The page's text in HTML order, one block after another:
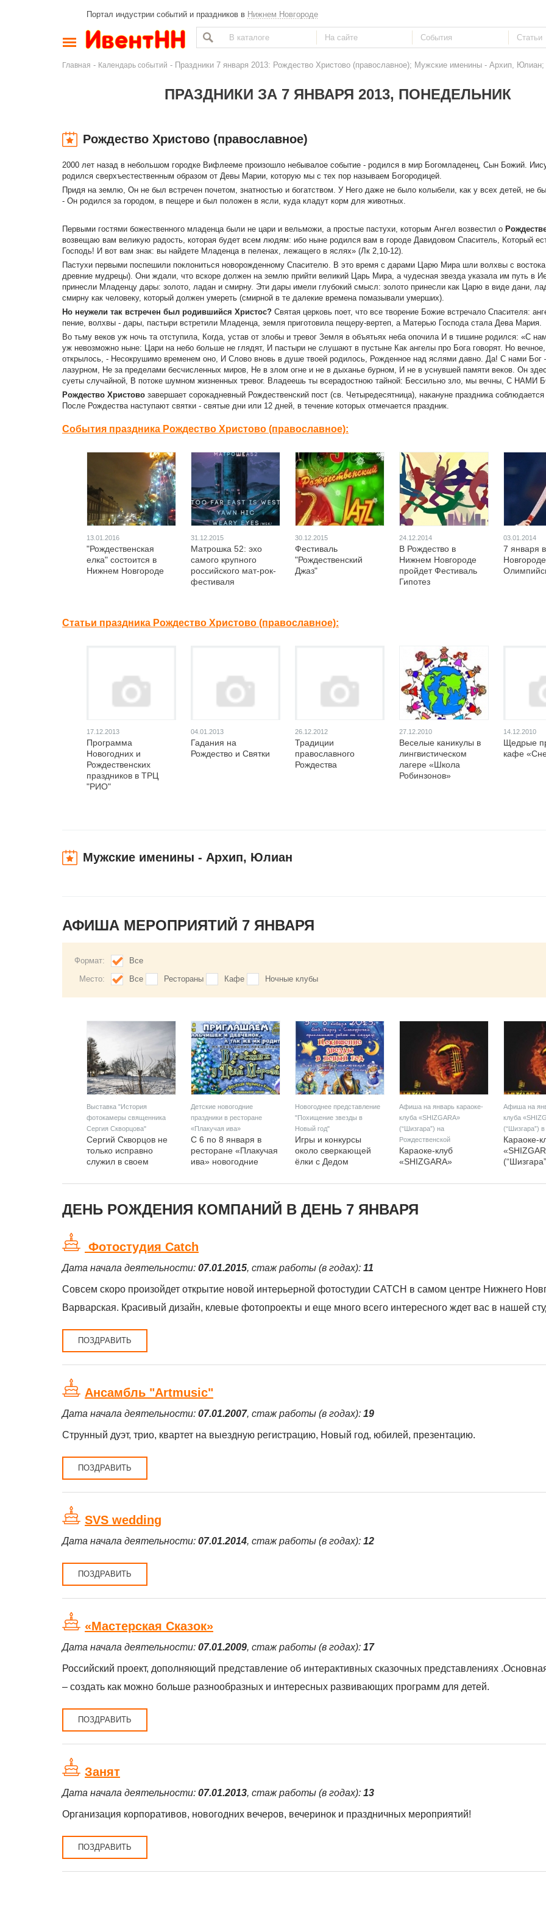
Портал индустрии событий и праздников в Нижнем Новгороде
Главная - Календарь событий - Праздники 7 января 2013: Рождество Христово (православное); Мужские именины - Архип, Юлиан;
ПРАЗДНИКИ ЗА 7 ЯНВАРЯ 2013, ПОНЕДЕЛЬНИК
Рождество Христово (православное)
2000 лет назад в небольшом городке Вифлееме произошло небывалое событие - родился в мир Богомладенец, Сын Божий.
родился сверхъестественным образом от Девы Марии, которую мы с тех пор называем Богородицей.
Придя на землю, Он не был встречен почетом, знатностью и богатством. У Него даже не было колыбели, как у всех детей, не
- Он родился за городом, в пещере и был положен в ясли, куда кладут корм для животных.
Первыми гостями божественного младенца были не цари и вельможи, а простые пастухи, которым Ангел возвестил о
возвещаю вам великую радость, которая будет всем людям: ибо ныне родился вам в городе Давидовом Спаситель, Который
Господь! И вот вам знак: вы найдете Младенца в пеленах, лежащего в яслях» (Лк 2,10-12).
Пастухи первыми поспешили поклониться новорожденному Спасителю. В это время с дарами Царю Мира шли волхвы с
древние мудрецы). Они ждали, что вскоре должен нa землю прийти великий Царь Мира, а чудесная звезда указала им путь в
принесли Младенцу дары: золото, ладан и смирну. Эти дары имели глубокий смысл: золото принесли как Царю в виде дани,
смирну как человеку, который должен умереть (смирной в те далекие времена помазывали умерших).
Но неужели так встречен был родившийся Христос? Святая церковь поет, что все творение Божие встречало Спасителя:
пение, волхвы - дары, пастыри встретили Младенца, земля приготовила пещеру-вертеп, а Матерью Господа стала Дева Мария.
Во тьму веков уж ночь та отступила, Когда, устав от злобы и тревог Земля в объятьях неба опочила И в тишине родился: «С
уж невозможно ныне: Цари на небо больше не глядят, И пастыри не слушают в пустыне Как ангелы про Бога говорят. Но вечное,
открылось, - Несокрушимо временем оно, И Слово вновь в душе твоей родилось, Рожденное над яслями давно. Да! С нами Бог
лазурном, Не за пределами бесчисленных миров, Не в злом огне и не в дыханье бурном, И не в уснувшей памяти веков. Он
суеты случайной, В потоке шумном жизненных тревог. Владеешь ты всерадостною тайной: Бессильно зло, мы вечны, С НАМИ
Рождество Христово завершает сорокадневный Рождественский пост (св. Четыредесятница), накануне праздника соблюдается
После Рождества наступают святки - святые дни или 12 дней, в течение которых отмечается праздник.
События праздника Рождество Христово (православное):
13.01.2016
"Рождественская
елка" состоится в
Нижнем Новгороде
31.12.2015
Матрошка 52: эхо
самого крупного
российского мат-рок-
фестиваля
30.12.2015
Фестиваль
"Рождественский
Джаз"
24.12.2014
В Рождество в
Нижнем Новгороде
пройдет Фестиваль
Гипотез
03.01.2014
7 января
Статьи праздника Рождество Христово (православное):
17.12.2013
Программа
Новогодних и
Рождественских
праздников в ТРЦ
"РИО"
04.01.2013
Гадания на
Рождество и Святки
26.12.2012
Традиции
православного
Рождества
27.12.2010
Веселые каникулы в
лингвистическом
лагере «Школа
Робинзонов»
14.12.2010
Щедрые
кафе
Мужские именины - Архип, Юлиан
АФИША МЕРОПРИЯТИЙ 7 ЯНВАРЯ
Формат:
Все
Место:
Все Рестораны Кафе Ночные клубы
Выставка "История
фотокамеры священника
Сергия Скворцова"
Сергий Скворцов не
только исправно
служил в своем
фотографии
детишек. Жители
села Сокольского
Детские новогодние
праздники в ресторане
«Плакучая ива»
С 6 по 8 января в
ресторане «Плакучая
ива» новогодние
гостях у деда
Новогоднее представление
"Похищение звезды в
Новый год"
Игры и конкурсы
около сверкающей
ёлки с Дедом
Снегурочкой ждут
новогоднем
представлении
Афиша на январь караоке-
клуба «SHIZGARA»
(“Шизгара”) на
Рождественской
Караоке-клуб
«SHIZGARA»
Рождественской
мероприятий на
январь.
Афиша на
клуба
(“Шизгара”)
Караоке-
ДЕНЬ РОЖДЕНИЯ КОМПАНИЙ В ДЕНЬ 7 ЯНВАРЯ
Фотостудия Catch
Дата начала деятельности: 07.01.2015, стаж работы (в годах): 11
Совсем скоро произойдет открытие новой интерьерной фотостудии CATCH в самом центре Нижнего
Варварская. Красивый дизайн, клевые фотопроекты и еще много всего интересного ждет вас в нашей
ПОЗДРАВИТЬ
Ансамбль "Artmusic"
Дата начала деятельности: 07.01.2007, стаж работы (в годах): 19
Струнный дуэт, трио, квартет на выездную регистрацию, Новый год, юбилей, презентацию.
ПОЗДРАВИТЬ
SVS wedding
Дата начала деятельности: 07.01.2014, стаж работы (в годах): 12
ПОЗДРАВИТЬ
«Мастерская Сказок»
Дата начала деятельности: 07.01.2009, стаж работы (в годах): 17
Российский проект, дополняющий представление об интерактивных сказочных представлениях
– создать как можно больше разнообразных и интересных развивающих программ для детей.
ПОЗДРАВИТЬ
Занят
Дата начала деятельности: 07.01.2013, стаж работы (в годах): 13
Организация корпоративов, новогодних вечеров, вечеринок и праздничных мероприятий!
ПОЗДРАВИТЬ